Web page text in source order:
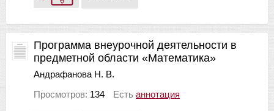
Программа внеурочной деятельности в
предметной области «Математика»
Андрафанова Н. В.
Просмотров: 134 Есть аннотация